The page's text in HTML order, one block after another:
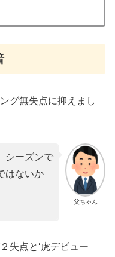
グ無失点に抑えまし
父ちゃん
シーズンで
はないか
失点と‘虎デビュー